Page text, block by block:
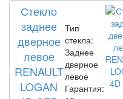
Стекло
заднее
дверное
левое
RENAULT
LOGAN
Тип
стекла:
Заднее
дверное
левое
Гарантия: